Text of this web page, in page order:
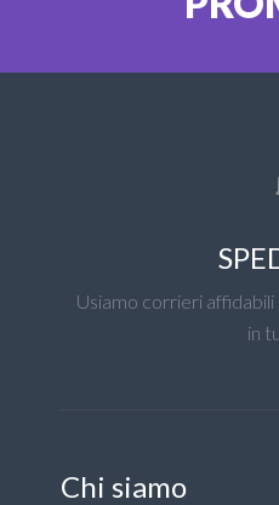
Usiamo corrieri
in
Chi siamo